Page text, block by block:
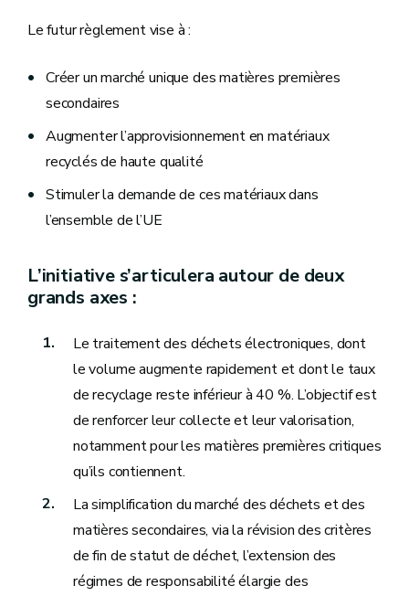
Le futur règlement vise à :
Créer un marché unique des matières premières
secondaires
Augmenter l’approvisionnement en matériaux
recyclés de haute qualité
Stimuler la demande de ces matériaux dans
l’ensemble de l’UE
L’initiative s’articulera autour de deux
grands axes :
Le traitement des déchets électroniques, dont
le volume augmente rapidement et dont le taux
de recyclage reste inférieur à 40 %. L’objectif est
de renforcer leur collecte et leur valorisation,
notamment pour les matières premières critiques
qu’ils contiennent.
La simplification du marché des déchets et des
matières secondaires, via la révision des critères
de fin de statut de déchet, l’extension des
régimes de responsabilité élargie des